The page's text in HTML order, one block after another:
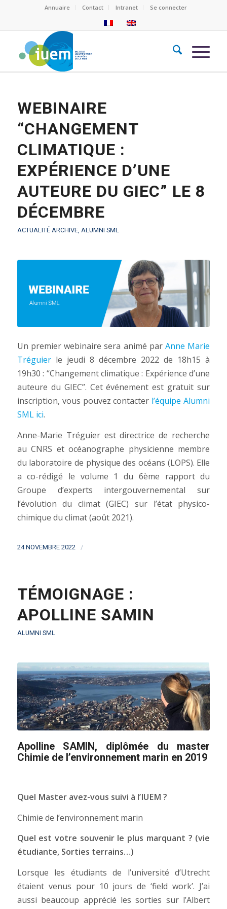
Annuaire Contact Intranet Se connecter
WEBINAIRE
“CHANGEMENT
CLIMATIQUE :
EXPÉRIENCE D’UNE
AUTEURE DU GIEC” LE 8
DÉCEMBRE
ACTUALITÉ ARCHIVE, ALUMNI SML
Un premier webinaire sera animé parAnne Marie
Tréguierle jeudi 8 décembre 2022 de 18h15 à
19h30 : “Changement climatique : Expérience d’une
auteure du GIEC”. Cet événement est gratuit sur
inscription, vous pouvez contacter l’équipe Alumni
SML ici.
Anne-Marie Tréguier est directrice de recherche
au CNRS et océanographe physicienne membre
du laboratoire de physique des océans (LOPS). Elle
a co-rédigé le volume 1 du 6ème rapport du
Groupe d’experts intergouvernemental sur
l’évolution du climat (GIEC) sur l’état physico-
chimique du climat (août 2021).
24 NOVEMBRE 2022 /
TÉMOIGNAGE :
APOLLINE SAMIN
ALUMNI SML
Apolline SAMIN, diplômée du master
Chimie de l’environnement marin en 2019
Quel Master avez-vous suivi à l’IUEM ?
Chimie de l’environnement marin
Quel est votre souvenir le plus marquant ? (vie
étudiante, Sorties terrains…)
Lorsque les étudiants de l’université d’Utrecht
étaient venus pour 10 jours de ‘field work’. J’ai
aussi beaucoup apprécié les sorties sur l’Albert